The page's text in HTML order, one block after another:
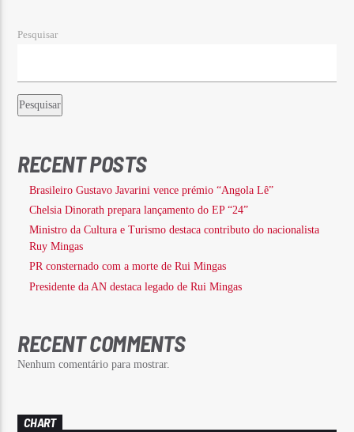
Pesquisar
Pesquisar
RECENT POSTS
Brasileiro Gustavo Javarini vence prémio “Angola Lê”
Chelsia Dinorath prepara lançamento do EP “24”
Ministro da Cultura e Turismo destaca contributo do nacionalista
Ruy Mingas
PR consternado com a morte de Rui Mingas
Presidente da AN destaca legado de Rui Mingas
RECENT COMMENTS
Nenhum comentário para mostrar.
CHART